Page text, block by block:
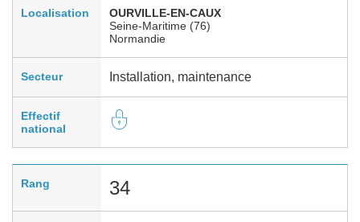
Localisation
OURVILLE-EN-CAUX
Seine-Maritime (76)
Normandie
Secteur Installation, maintenance
Effectif
national
Rang 34